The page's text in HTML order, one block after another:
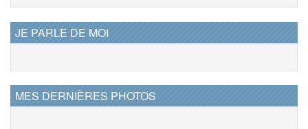
JE PARLE DE MOI
MES DERNIÈRES PHOTOS